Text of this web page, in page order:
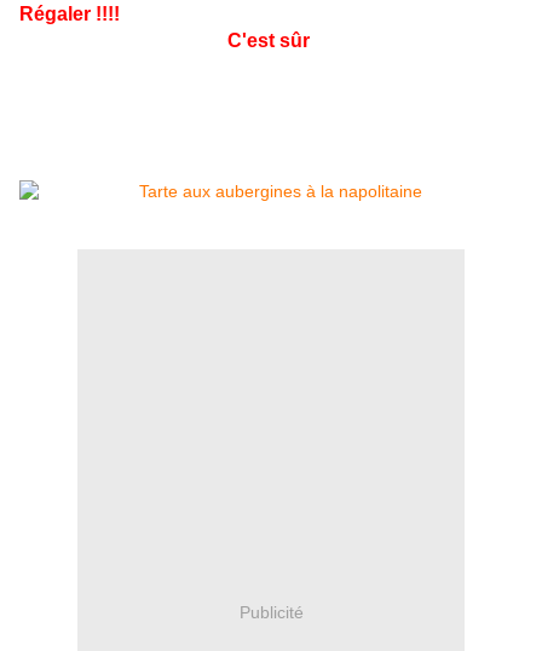
Régaler !!!!
C'est sûr
Publicité